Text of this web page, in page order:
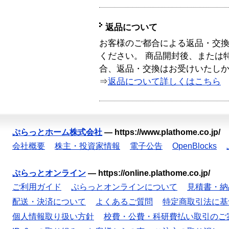
返品について
お客様のご都合による返品・交
ください。 商品開封後、または
合、返品・交換はお受けいたし
⇒返品について詳しくはこちら
ぷらっとホーム株式会社 — https://www.plathome.co.jp/
会社概要
株主・投資家情報 電子公告 OpenBlocks
ぷらっとオンライン — https://online.plathome.co.jp/
ご利用ガイド
ぷらっとオンラインについて
見積書・
配送・決済について
よくあるご質問
特定商取引法に
個人情報取り扱い方針
校費・公費・科研費払い取引のご